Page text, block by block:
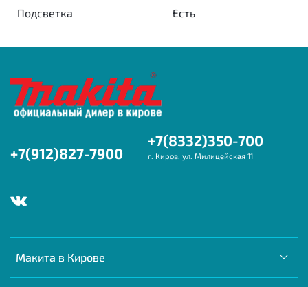
Подсветка Есть
Макита в Кирове
+7(912)827-7900
+7(8332)350-700
г. Киров, ул. Милицейская 11